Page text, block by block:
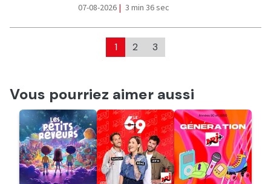
07-08-2026 | 3 min 36 sec
1 2 3
Vous pourriez aimer aussi